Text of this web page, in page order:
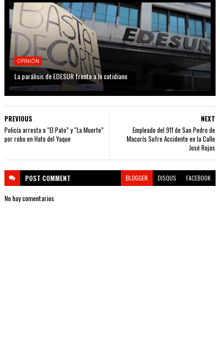
OPINIÓN
La parálisis de EDESUR frente a lo cotidiano
NEXT
Empleado del 911 de San Pedro de
Macorís Sufre Accidente en la Calle
José Rojas
PREVIOUS
Policía arresta a “El Pato” y “La Muerte”
por robo en Hato del Yaque
POST COMMENT BLOGGER DISQUS FACEBOOK
No hay comentarios